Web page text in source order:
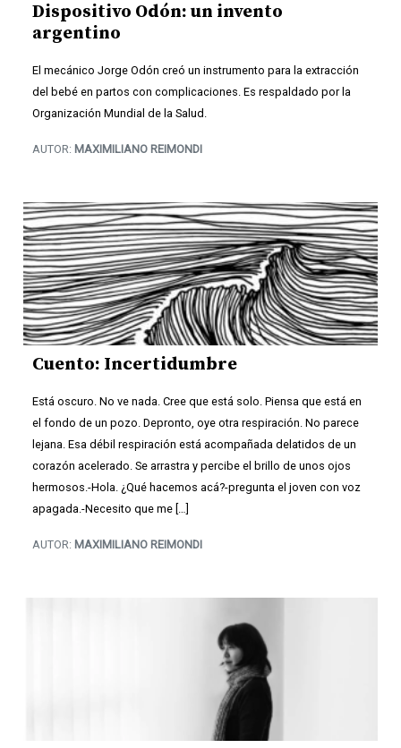
Dispositivo Odón: un invento
argentino
El mecánico Jorge Odón creó un instrumento para la extracción
del bebé en partos con complicaciones. Es respaldado por la
Organización Mundial de la Salud.
AUTOR: MAXIMILIANO REIMONDI
Cuento: Incertidumbre
Está oscuro. No ve nada. Cree que está solo. Piensa que está en
el fondo de un pozo. Depronto, oye otra respiración. No parece
lejana. Esa débil respiración está acompañada delatidos de un
corazón acelerado. Se arrastra y percibe el brillo de unos ojos
hermosos.-Hola. ¿Qué hacemos acá?-pregunta el joven con voz
apagada.-Necesito que me […]
AUTOR: MAXIMILIANO REIMONDI